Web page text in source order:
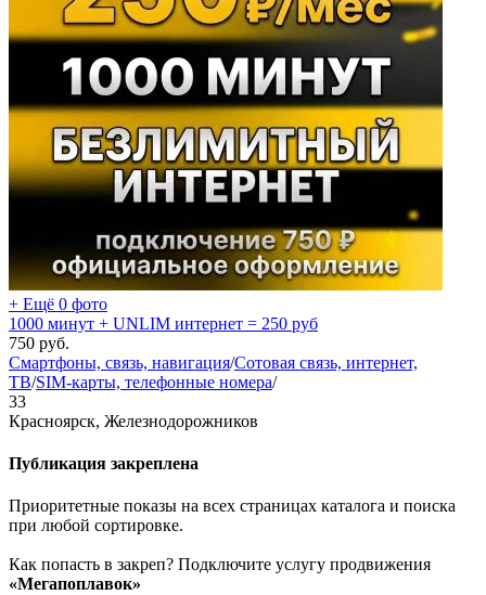
+ Ещё 0 фото
1000 минут + UNLIM интернет = 250 руб
750 руб.
Смартфоны, связь, навигация/Сотовая связь, интернет,
ТВ/SIM-карты, телефонные номера/
33
Красноярск, Железнодорожников
Публикация закреплена
Приоритетные показы на всех страницах каталога и поиска
при любой сортировке.
Как попасть в закреп? Подключите услугу продвижения
«Мегапоплавок»